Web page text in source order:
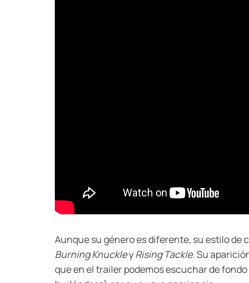
Aunque su género es diferente, su estilo de
Burning KnuckleyRising Tackle. Su
que en el trailer podemos escuchar de